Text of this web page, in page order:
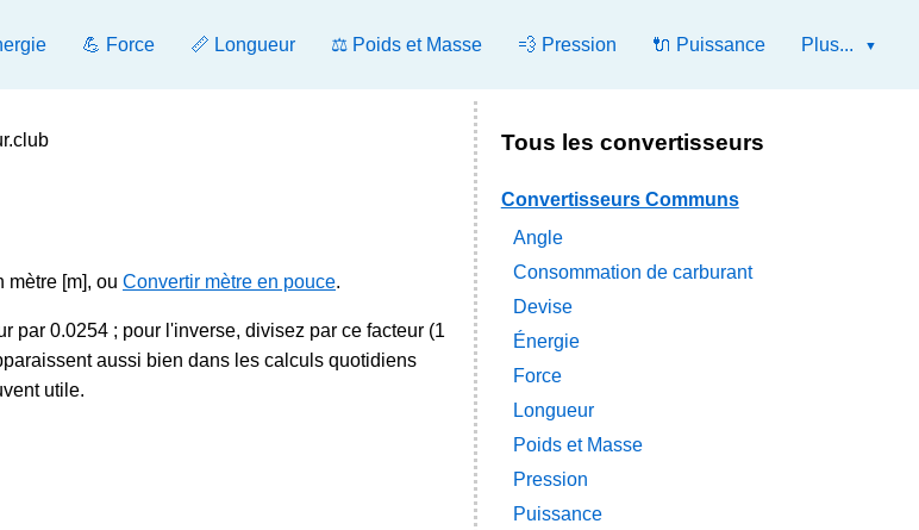
💪 Force 📏 Longueur ⚖️ Poids et Masse 💨 Pression 🔌 Puissance Plus...
mètre [m], ou Convertir mètre en pouce.
par 0.0254 ; pour l'inverse, divisez par ce facteur (1
aussi bien dans les calculs quotidiens
utile.
Tous les convertisseurs
Convertisseurs Communs
Angle
Consommation de carburant
Devise
Énergie
Force
Longueur
Poids et Masse
Pression
Puissance